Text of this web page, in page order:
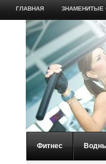
ГЛАВНАЯ ЗНАМЕНИТЫЕ
Фитнес